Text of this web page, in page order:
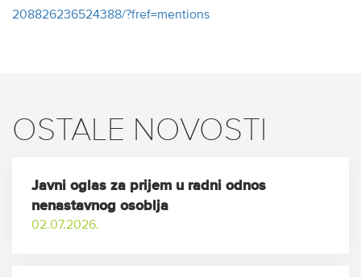
208826236524388/?fref=mentions
OSTALE NOVOSTI
Javni oglas za prijem u radni odnos
nenastavnog osoblja
02.07.2026.